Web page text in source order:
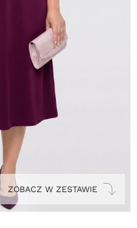
ZOBACZ W ZESTAWIE